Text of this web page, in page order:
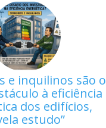
e inquilinos são o
à eficiência
dos edifícios,
estudo